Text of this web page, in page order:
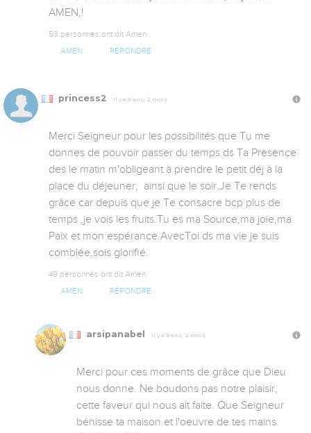
AMEN,!
53 personnes ont dit Amen
AMEN RÉPONDRE
princess2 Il y a 9 ans, 2 mois
Merci Seigneur pour les possibilités que Tu me
donnes de pouvoir passer du temps ds Ta Presence
des le matin m'obligeant à prendre le petit déj à la
place du déjeuner,  ainsi que le soir.Je Te rends
grâce car depuis que je Te consacre bcp plus de
temps ,je vois les fruits.Tu es ma Source,ma joie,ma
Paix et mon espérance.AvecToi ds ma vie je suis
comblée,sois glorifié.
49 personnes ont dit Amen
AMEN RÉPONDRE
arsipanabel Il y a 9 ans, 2 mois
Merci pour ces moments de grâce que Dieu
nous donne. Ne boudons pas notre plaisir,
cette faveur qui nous ait faite. Que Seigneur
bénisse ta maison et l'oeuvre de tes mains.